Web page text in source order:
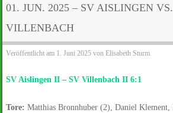
01. JUN. 2025 – SV AISLINGEN
VILLENBACH
Veröffentlicht am 1. Juni 2025 vonElisabeth Sturm
SV Aislingen II – SV Villenbach II 6:1
Tore:Matthias Bronnhuber (2), Daniel Klement,